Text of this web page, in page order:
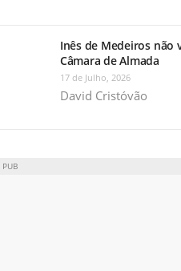
Inês de Medeiros não
Câmara de Almada
17 de Julho, 2026
David Cristóvão
PUB